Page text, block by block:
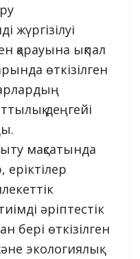
қарауына ықпал
өткізілген
деңгейі
мақсатында
еріктілер
әріптестік
бері өткізілген
экологиялық